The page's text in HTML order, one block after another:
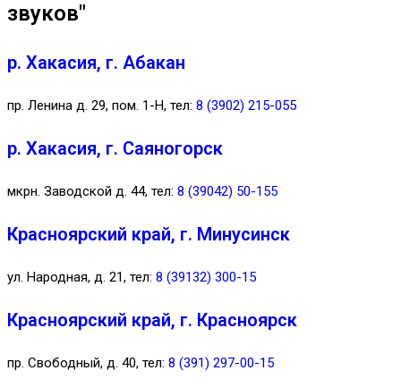
звуков"
р. Хакасия, г. Абакан
пр. Ленина д. 29, пом. 1-Н, тел: 8 (3902) 215-055
р. Хакасия, г. Саяногорск
мкрн. Заводской д. 44, тел: 8 (39042) 50-155
Красноярский край, г. Минусинск
ул. Народная, д. 21, тел: 8 (39132) 300-15
Красноярский край, г. Красноярск
пр. Свободный, д. 40, тел: 8 (391) 297-00-15